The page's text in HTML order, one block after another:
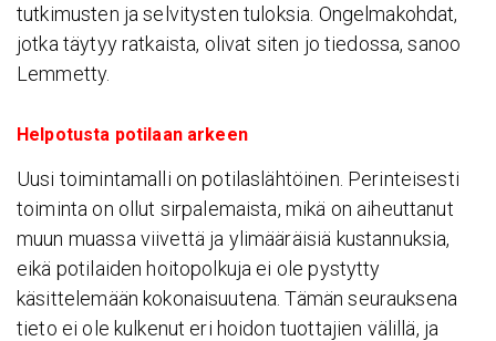
tutkimusten ja selvitysten tuloksia. Ongelmakohdat,
jotka täytyy ratkaista, olivat siten jo tiedossa, sanoo
Lemmetty.
Helpotusta potilaan arkeen
Uusi toimintamalli on potilaslähtöinen. Perinteisesti
toiminta on ollut sirpalemaista, mikä on aiheuttanut
muun muassa viivettä ja ylimääräisiä kustannuksia,
eikä potilaiden hoitopolkuja ei ole pystytty
käsittelemään kokonaisuutena. Tämän seurauksena
tieto ei ole kulkenut eri hoidon tuottajien välillä, ja